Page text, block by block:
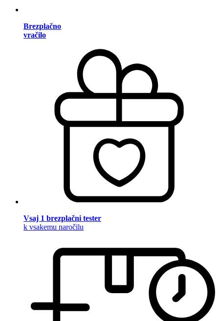
Brezplačno
vračilo
Vsaj 1 brezplačni tester
k vsakemu naročilu